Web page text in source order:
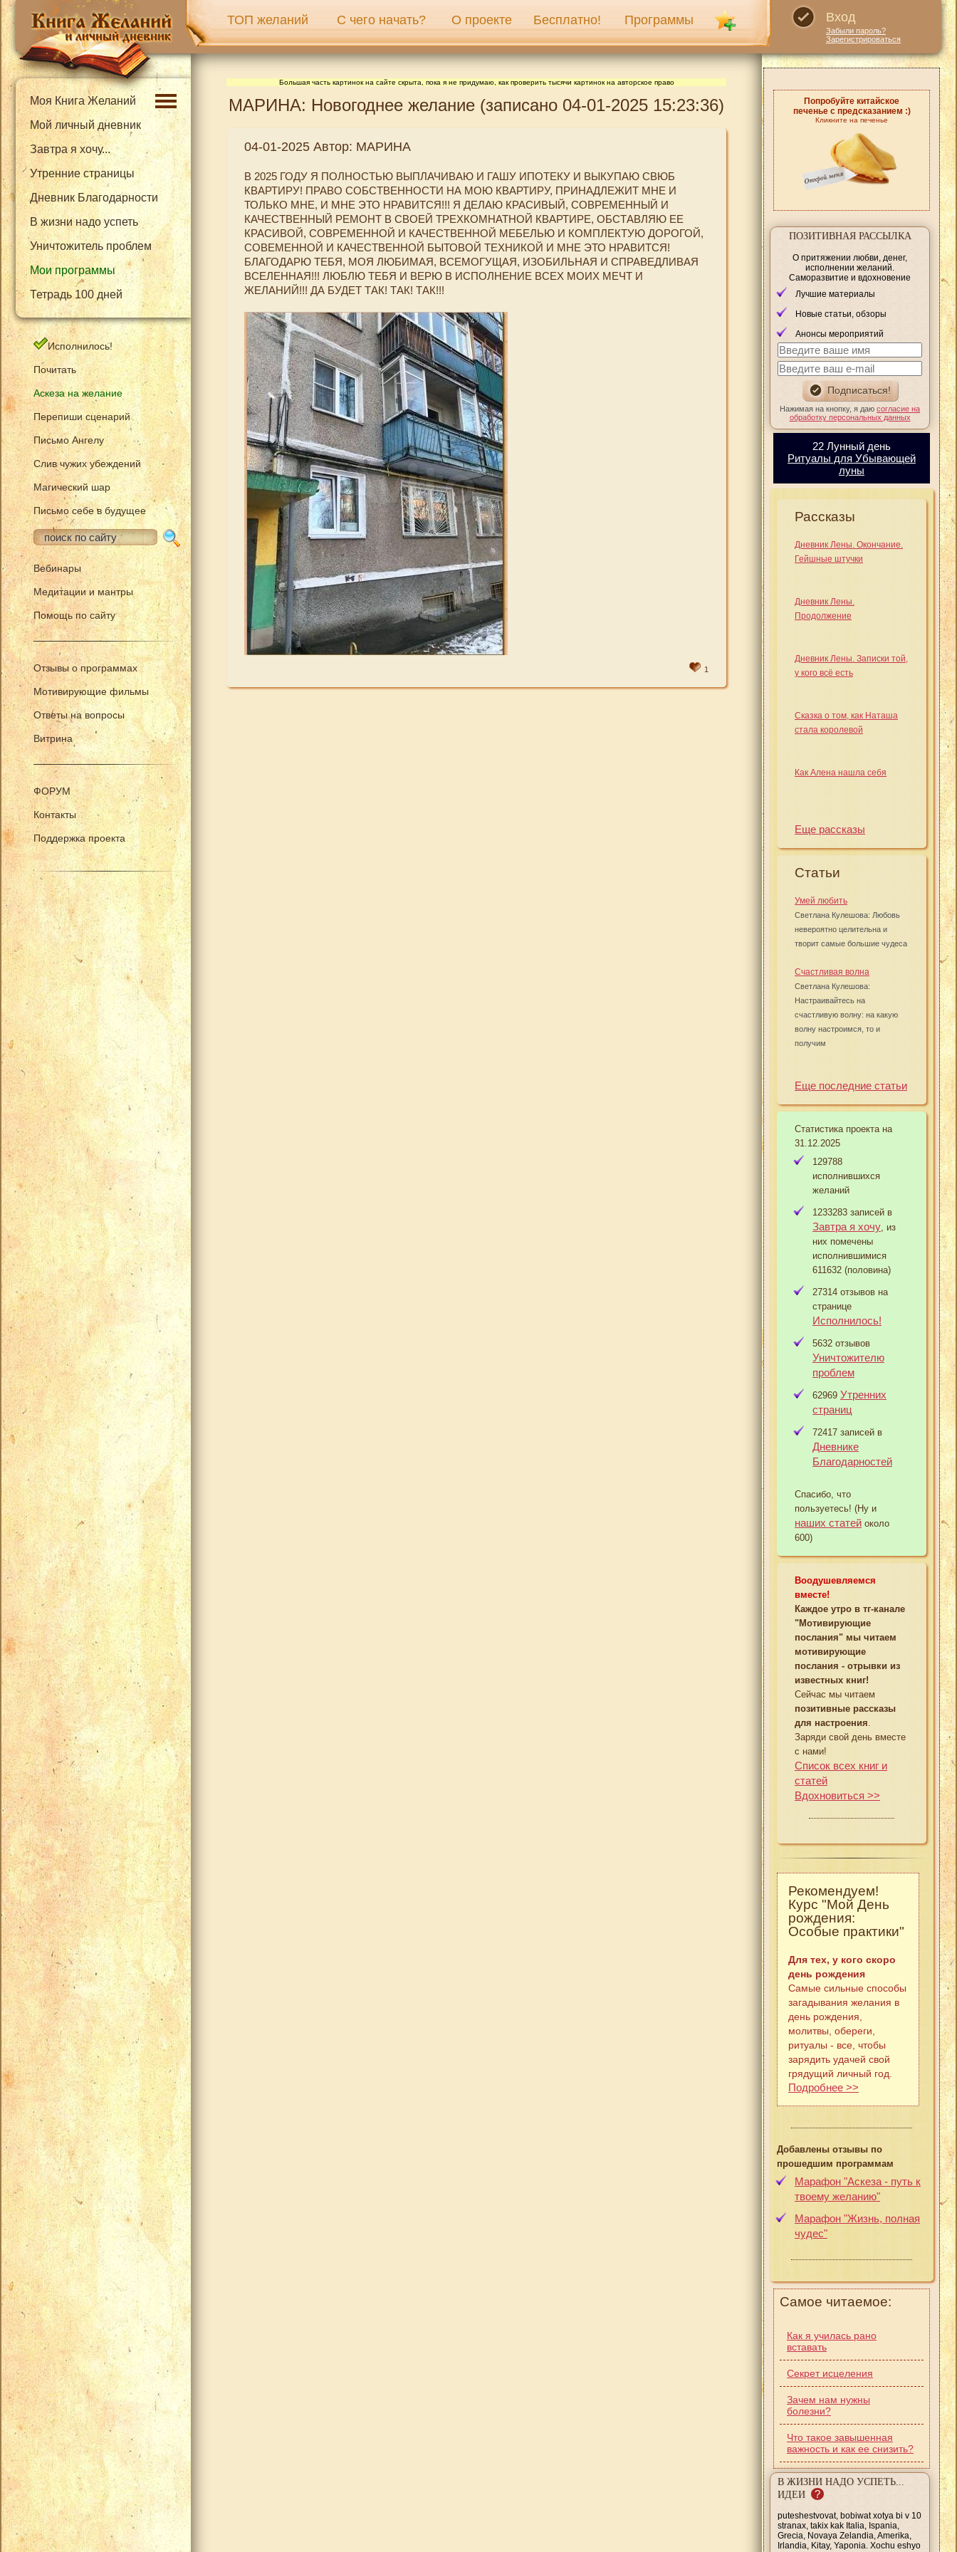
ТОП желаний С чего начать? О проекте Бесплатно! Программы Вход
Забыли пароль?
Зарегистрироваться
Моя Книга Желаний
Мой личный дневник
Завтра я хочу...
Утренние страницы
Дневник Благодарности
В жизни надо успеть
Уничтожитель проблем
Мои программы
Тетрадь 100 дней
Исполнилось!
Почитать
Аскеза на желание
Перепиши сценарий
Письмо Ангелу
Слив чужих убеждений
Магический шар
Письмо себе в будущее
Вебинары
Медитации и мантры
Помощь по сайту
Отзывы о программах
Мотивирующие фильмы
Ответы на вопросы
Витрина
ФОРУМ
Контакты
Поддержка проекта
Большая часть картинок на сайте скрыта, пока я не придумаю, как проверить тысячи картинок на авторское право
МАРИНА: Новогоднее желание (записано 04-01-2025 15:23:36)
04-01-2025 Автор: МАРИНА
В 2025 ГОДУ Я ПОЛНОСТЬЮ ВЫПЛАЧИВАЮ И ГАШУ ИПОТЕКУ И ВЫКУПАЮ СВЮБ
КВАРТИРУ! ПРАВО СОБСТВЕННОСТИ НА МОЮ КВАРТИРУ, ПРИНАДЛЕЖИТ МНЕ И
ТОЛЬКО МНЕ, И МНЕ ЭТО НРАВИТСЯ!!! Я ДЕЛАЮ КРАСИВЫЙ, СОВРЕМЕННЫЙ И
КАЧЕСТВЕННЫЙ РЕМОНТ В СВОЕЙ ТРЕХКОМНАТНОЙ КВАРТИРЕ, ОБСТАВЛЯЮ ЕЕ
КРАСИВОЙ, СОВРЕМЕННОЙ И КАЧЕСТВЕННОЙ МЕБЕЛЬЮ И КОМПЛЕКТУЮ ДОРОГОЙ,
СОВЕМЕННОЙ И КАЧЕСТВЕННОЙ БЫТОВОЙ ТЕХНИКОЙ И МНЕ ЭТО НРАВИТСЯ!
БЛАГОДАРЮ ТЕБЯ, МОЯ ЛЮБИМАЯ, ВСЕМОГУЩАЯ, ИЗОБИЛЬНАЯ И СПРАВЕДЛИВАЯ
ВСЕЛЕННАЯ!!! ЛЮБЛЮ ТЕБЯ И ВЕРЮ В ИСПОЛНЕНИЕ ВСЕХ МОИХ МЕЧТ И
ЖЕЛАНИЙ!!! ДА БУДЕТ ТАК! ТАК! ТАК!!!
1
Попробуйте китайское
печенье с предсказанием :)
Кликните на печенье
ПОЗИТИВНАЯ РАССЫЛКА
О притяжении любви, денег,
исполнении желаний.
Саморазвитие и вдохновение
Лучшие материалы
Новые статьи, обзоры
Анонсы мероприятий
Нажимая на кнопку, я даю согласие на
обработку персональных данных
22 Лунный день
Ритуалы для Убывающей
луны
Рассказы
Дневник Лены. Окончание.
Гейшные штучки
Дневник Лены.
Продолжение
Дневник Лены. Записки той,
у кого всё есть
Сказка о том, как Наташа
стала королевой
Как Алена нашла себя
Еще рассказы
Статьи
Умей любить
Светлана Кулешова: Любовь
невероятно целительна и
творит самые большие чудеса
Счастливая волна
Светлана Кулешова:
Настраивайтесь на
счастливую волну: на какую
волну настроимся, то и
получим
Еще последние статьи
Статистика проекта на
31.12.2025
129788
исполнившихся
желаний
1233283 записей в
Завтра я хочу , из
них помечены
исполнившимися
611632 (половина)
27314 отзывов на
странице
Исполнилось!
5632 отзывов
Уничтожителю
проблем
62969 Утренних
страниц
72417 записей в
Дневнике
Благодарностей
Спасибо, что
пользуетесь! (Ну и
наших статей около
600)
Воодушевляемся
вместе!
Каждое утро в тг-канале
"Мотивирующие
послания" мы читаем
мотивирующие
послания - отрывки из
известных книг!
Сейчас мы читаем
позитивные рассказы
для настроения
Заряди свой день вместе
с нами!
Список всех книг и
статей
Вдохновиться >>
Рекомендуем!
Курс "Мой День
рождения:
Особые практики"
Для тех, у кого скоро
день рождения
Самые сильные способы
загадывания желания в
день рождения,
молитвы, обереги,
ритуалы - все, чтобы
зарядить удачей свой
грядущий личный год.
Подробнее >>
Добавлены отзывы по
прошедшим программам
Марафон "Аскеза - путь к
твоему желанию"
Марафон "Жизнь, полная
чудес"
Самое читаемое:
Как я училась рано
вставать
Секрет исцеления
Зачем нам нужны
болезни?
Что такое завышенная
важность и как ее снизить?
В ЖИЗНИ НАДО УСПЕТЬ...
ИДЕИ
?
puteshestvovat, bobiwat xotya bi v 10
stranax, takix kak Italia, Ispania,
Grecia, Novaya Zelandia, Amerika,
Irlandia, Kitay, Yaponia. Xochu eshyo